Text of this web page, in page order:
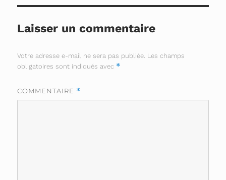
Laisser un commentaire
Votre adresse e-mail ne sera pas publiée. Les champs
obligatoires sont indiqués avec *
COMMENTAIRE *